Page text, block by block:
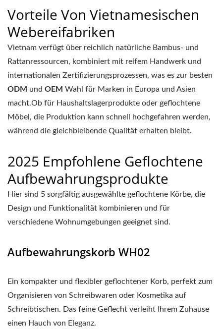
Vorteile Von Vietnamesischen
Webereifabriken
Vietnam verfügt über reichlich natürliche Bambus- und
Rattanressourcen, kombiniert mit reifem Handwerk und
internationalen Zertifizierungsprozessen, was es zur besten
ODM und OEM Wahl für Marken in Europa und Asien
macht.Ob für Haushaltslagerprodukte oder geflochtene
Möbel, die Produktion kann schnell hochgefahren werden,
während die gleichbleibende Qualität erhalten bleibt.
2025 Empfohlene Geflochtene
Aufbewahrungsprodukte
Hier sind 5 sorgfältig ausgewählte geflochtene Körbe, die
Design und Funktionalität kombinieren und für
verschiedene Wohnumgebungen geeignet sind.
Aufbewahrungskorb WH02
Ein kompakter und flexibler geflochtener Korb, perfekt zum
Organisieren von Schreibwaren oder Kosmetika auf
Schreibtischen. Das feine Geflecht verleiht Ihrem Zuhause
einen Hauch von Eleganz.